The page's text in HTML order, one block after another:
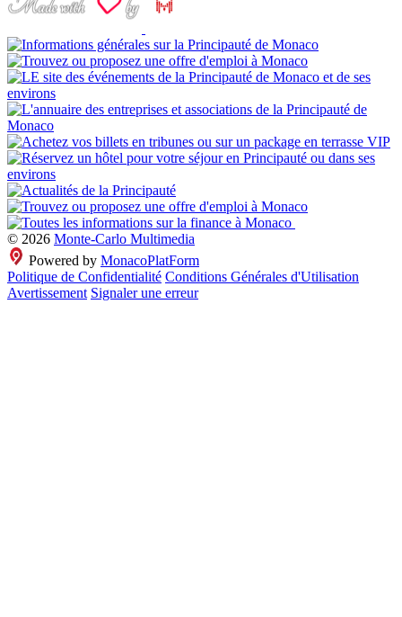
© 2026 Monte-Carlo Multimedia
Powered by MonacoPlatForm
Politique de Confidentialité Conditions Générales d'Utilisation
Avertissement Signaler une erreur